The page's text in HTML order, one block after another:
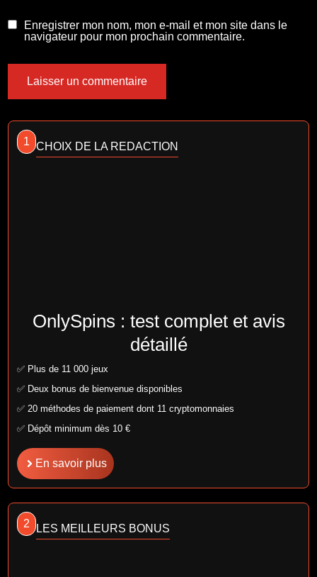
Enregistrer mon nom, mon e-mail et mon site dans le
navigateur pour mon prochain commentaire.
1 CHOIX DE LA REDACTION
OnlySpins : test complet et avis
détaillé
✅ Plus de 11 000 jeux
✅ Deux bonus de bienvenue disponibles
✅ 20 méthodes de paiement dont 11 cryptomonnaies
✅ Dépôt minimum dès 10 €
En savoir plus
2 LES MEILLEURS BONUS